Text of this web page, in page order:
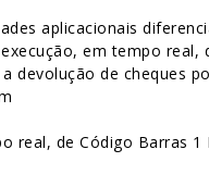
aplicacionais
execução, em tempo real,
a devolução de cheques
real, de Código Barras 1